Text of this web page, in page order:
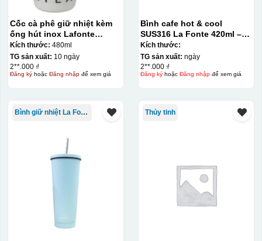
Cốc cà phê giữ nhiệt kèm
ống hút inox Lafonte
480ML – 012782
Kích thước: 480ml
TG sản xuất: 10 ngày
2**.000 ₫
Đăng kýhoặc Đăng nhậpđể xem giá
Bình cafe hot & cool
SUS316 La Fonte 420ml –
012775
Kích thước:
TG sản xuất: ngày
2**.000 ₫
Đăng kýhoặc Đăng nhậpđể xem giá
Bình giữ nhiệt La Fonte Thủy tinh